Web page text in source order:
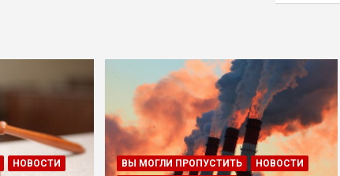
НОВОСТИ
ВЫ МОГЛИ ПРОПУСТИТЬ
НОВОСТИ